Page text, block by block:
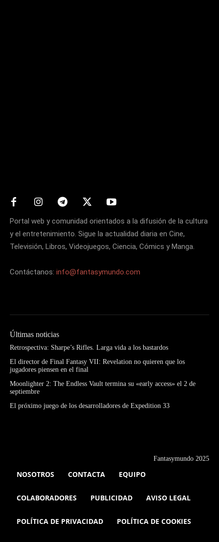
Portal web y comunidad orientados a la difusión de la cultura
y el entretenimiento. Sigue la actualidad diaria en Cine,
Televisión, Libros, Videojuegos, Ciencia, Cómics y Manga.
Contáctanos: info@fantasymundo.com
Últimas noticias
Retrospectiva: Sharpe’s Rifles. Larga vida a los bastardos
El director de Final Fantasy VII: Revelation no quieren que los
jugadores piensen en el final
Moonlighter 2: The Endless Vault termina su «early access» el 2 de
septiembre
El próximo juego de los desarrolladores de Expedition 33
Fantasymundo 2025
NOSOTROS CONTACTA EQUIPO
COLABORADORES PUBLICIDAD AVISO LEGAL
POLÍTICA DE PRIVACIDAD POLÍTICA DE COOKIES